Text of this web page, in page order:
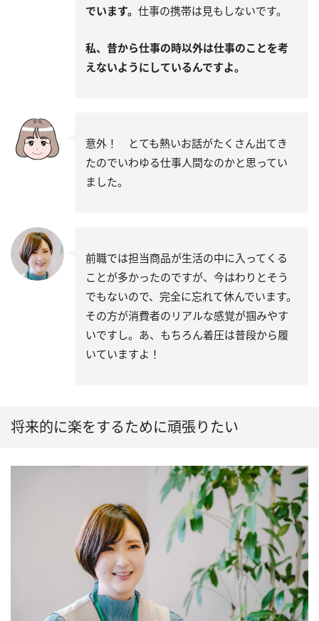
でいます。 仕事の携帯は見もしないです。
私、昔から仕事の時以外は仕事のことを考
えないようにしているんですよ。
意外！ とても熱いお話がたくさん出てき
たのでいわゆる仕事人間なのかと思ってい
ました。
前職では担当商品が生活の中に入ってくる
ことが多かったのですが、今はわりとそう
でもないので、完全に忘れて休んでいます。
その方が消費者のリアルな感覚が掴みやす
いですし。あ、もちろん着圧は普段から履
いていますよ！
将来的に楽をするために頑張りたい